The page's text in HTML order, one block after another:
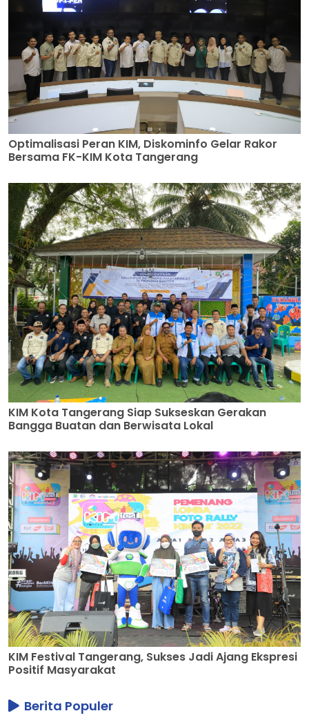
Optimalisasi Peran KIM, Diskominfo Gelar Rakor
Bersama FK-KIM Kota Tangerang
KIM Kota Tangerang Siap Sukseskan Gerakan
Bangga Buatan dan Berwisata Lokal
KIM Festival Tangerang, Sukses Jadi Ajang Ekspresi
Positif Masyarakat
Berita Populer